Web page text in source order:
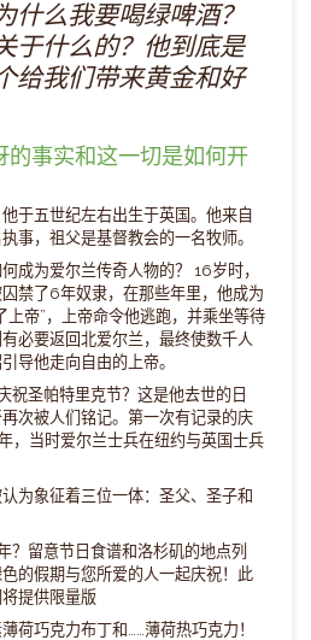
什么我要喝绿啤酒？
于什么的？他到底是
给我们带来黄金和好
的事实和这一切是如何开
他于五世纪左右出生于英国。他来自
事，祖父是基督教会的一名牧师。
成为爱尔兰传奇人物的？
16岁时，
禁了6年奴隶，在那些年里，他成为
上帝”，上帝命令他逃跑，并乘坐等待
必要返回北爱尔兰，最终使数千人
导他走向自由的上帝。
祝圣帕特里克节？ 这是他去世的日
次被人们铭记。第一次有记录的庆
，当时爱尔兰士兵在纽约与英国士兵
认为象征着三位一体：圣父、圣子和
？ 留意节日食谱和洛杉矶的地点列
的假期与您所爱的人一起庆祝！此
提供限量版
荷巧克力布丁和……薄荷热巧克力！